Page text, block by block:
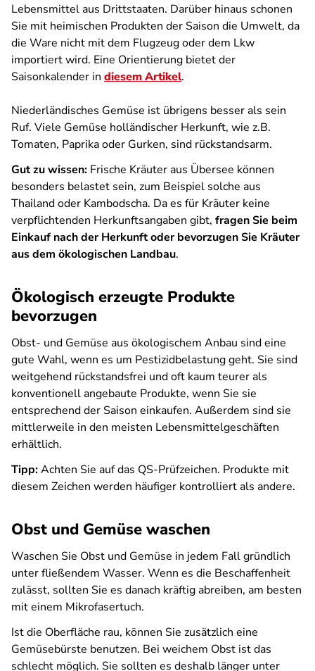
Lebensmittel aus Drittstaaten. Darüber hinaus schonen
Sie mit heimischen Produkten der Saison die Umwelt, da
die Ware nicht mit dem Flugzeug oder dem Lkw
importiert wird. Eine Orientierung bietet der
Saisonkalender in diesem Artikel.
Niederländisches Gemüse ist übrigens besser als sein
Ruf. Viele Gemüse holländischer Herkunft, wie z.B.
Tomaten, Paprika oder Gurken, sind rückstandsarm.
Gut zu wissen: Frische Kräuter aus Übersee können
besonders belastet sein, zum Beispiel solche aus
Thailand oder Kambodscha. Da es für Kräuter keine
verpflichtenden Herkunftsangaben gibt, fragen Sie beim
Einkauf nach der Herkunft oder bevorzugen Sie Kräuter
aus dem ökologischen Landbau.
Ökologisch erzeugte Produkte
bevorzugen
Obst- und Gemüse aus ökologischem Anbau sind eine
gute Wahl, wenn es um Pestizidbelastung geht. Sie sind
weitgehend rückstandsfrei und oft kaum teurer als
konventionell angebaute Produkte, wenn Sie sie
entsprechend der Saison einkaufen. Außerdem sind sie
mittlerweile in den meisten Lebensmittelgeschäften
erhältlich.
Tipp:Achten Sie auf das QS-Prüfzeichen. Produkte mit
diesem Zeichen werden häufiger kontrolliert als andere.
Obst und Gemüse waschen
Waschen Sie Obst und Gemüse in jedem Fall gründlich
unter fließendem Wasser. Wenn es die Beschaffenheit
zulässt, sollten Sie es danach kräftig abreiben, am besten
mit einem Mikrofasertuch.
Ist die Oberfläche rau, können Sie zusätzlich eine
Gemüsebürste benutzen. Bei weichem Obst ist das
schlecht möglich. Sie sollten es deshalb länger unter